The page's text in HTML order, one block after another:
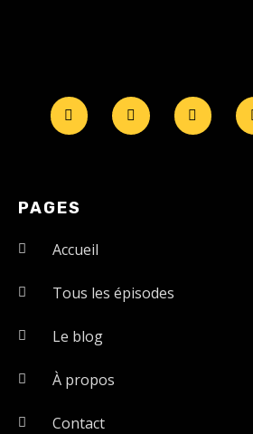
PAGES
Accueil
Tous les épisodes
Le blog
À propos
Contact